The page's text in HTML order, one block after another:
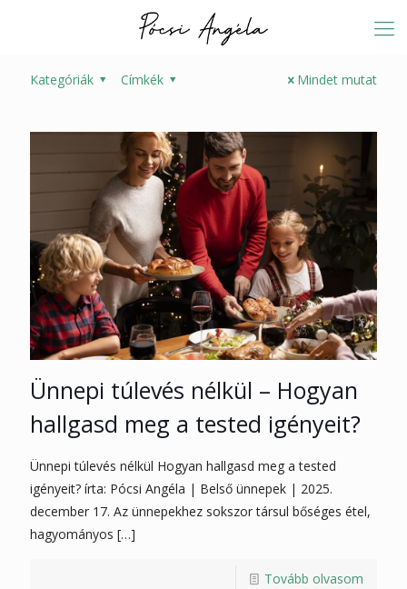
Kategóriák Címkék Mindet mutat
Ünnepi túlevés nélkül – Hogyan
hallgasd meg a tested igényeit?
Ünnepi túlevés nélkül Hogyan hallgasd meg a tested
igényeit? írta: Pócsi Angéla | Belső ünnepek | 2025.
december 17. Az ünnepekhez sokszor társul bőséges étel,
hagyományos […]
Tovább olvasom